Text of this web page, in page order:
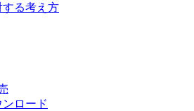
する考え方
ンロード